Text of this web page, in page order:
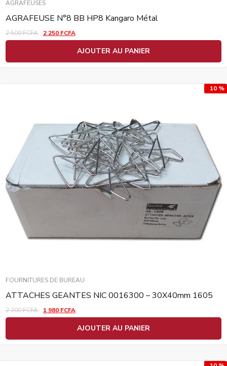
AGRAFEUSES
AGRAFEUSE N°8 BB HP8 Kangaro Métal
2 500FCFA 2 250 FCFA
AJOUTER AU PANIER
10 %
FOURNITURES DE BUREAU
ATTACHES GEANTES NIC 0016300 – 30X40mm 1605
2 200FCFA 1 980 FCFA
AJOUTER AU PANIER